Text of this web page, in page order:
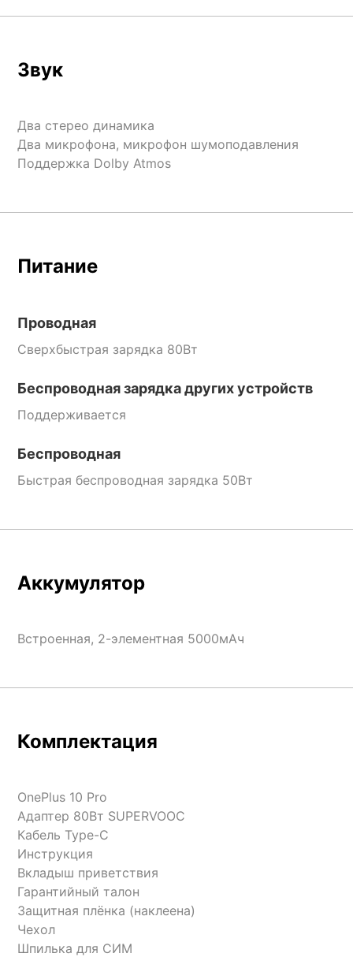
Звук
Два стерео динамика
Два микрофона, микрофон шумоподавления
Поддержка Dolby Atmos
Питание
Проводная
Сверхбыстрая зарядка 80Вт
Беспроводная зарядка других устройств
Поддерживается
Беспроводная
Быстрая беспроводная зарядка 50Вт
Аккумулятор
Встроенная, 2-элементная 5000мАч
Комплектация
OnePlus 10 Pro
Адаптер 80Вт SUPERVOOC
Кабель Type-C
Инструкция
Вкладыш приветствия
Гарантийный талон
Защитная плёнка (наклеена)
Чехол
Шпилька для СИМ